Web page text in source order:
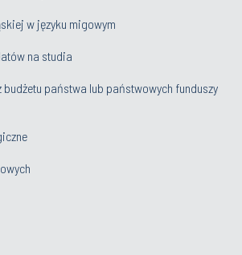
w języku migowym
na studia
budżetu państwa lub państwowych funduszy